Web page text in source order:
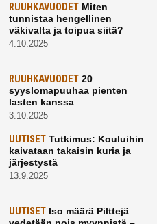
RUUHKAVUODETMiten
tunnistaa hengellinen
väkivalta ja toipua siitä?
4.10.2025
RUUHKAVUODET20
syyslomapuuhaa pienten
lasten kanssa
3.10.2025
UUTISETTutkimus: Kouluihin
kaivataan takaisin kuria ja
järjestystä
13.9.2025
UUTISETIso määrä Pilttejä